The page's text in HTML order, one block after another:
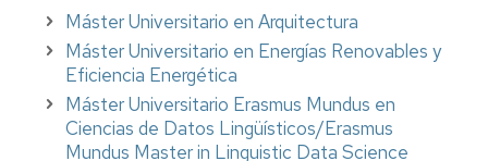
Máster Universitario en Arquitectura
Máster Universitario en Energías Renovables y
Eficiencia Energética
Máster Universitario Erasmus Mundus en
Ciencias de Datos Lingüísticos/Erasmus
Mundus Master in Linguistic Data Science